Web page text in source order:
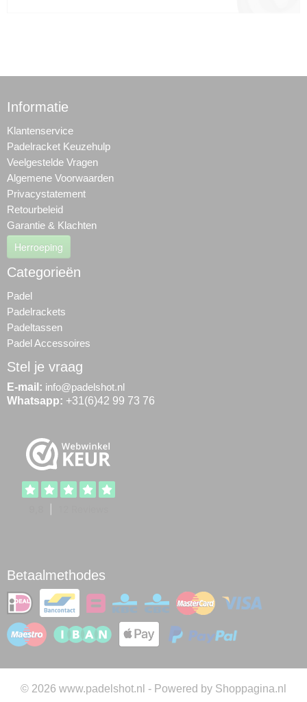
Informatie
Klantenservice
Padelracket Keuzehulp
Veelgestelde Vragen
Algemene Voorwaarden
Privacystatement
Retourbeleid
Garantie & Klachten
Herroeping
Categorieën
Padel
Padelrackets
Padeltassen
Padel Accessoires
Stel je vraag
E-mail: info@padelshot.nl
Whatsapp: +31(6)42 99 73 76
Betaalmethodes
© 2026 www.padelshot.nl - Powered by Shoppagina.nl